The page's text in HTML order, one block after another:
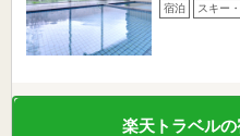
宿泊 スキー
楽天トラベル